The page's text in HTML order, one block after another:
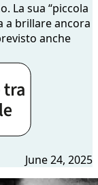
La sua “piccola
a brillare ancora
anche
June 24, 2025